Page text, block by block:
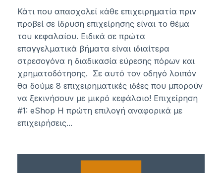
Κάτι που απασχολεί κάθε επιχειρηματία πριν
προβεί σε ίδρυση επιχείρησης είναι το θέμα
του κεφαλαίου. Ειδικά σε πρώτα
επαγγελματικά βήματα είναι ιδιαίτερα
στρεσογόνα η διαδικασία εύρεσης πόρων και
χρηματοδότησης. Σε αυτό τον οδηγό λοιπόν
θα δούμε 8 επιχειρηματικές ιδέες που μπορούν
να ξεκινήσουν με μικρό κεφάλαιο! Επιχείρηση
#1: eShop Η πρώτη επιλογή αναφορικά με
επιχειρήσεις...